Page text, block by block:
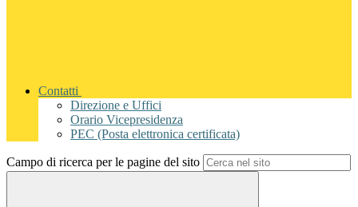
Contatti
Direzione e Uffici
Orario Vicepresidenza
PEC (Posta elettronica certificata)
Campo di ricerca per le pagine del sito